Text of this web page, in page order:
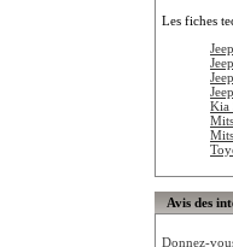
Les fiches
Kia
Avis des
Donnez-